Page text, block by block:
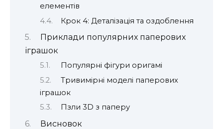
елементів
Крок 4: Деталізація та оздоблення
Приклади популярних паперових
іграшок
Популярні фігури оригамі
Тривимірні моделі паперових
іграшок
Пзли 3D з паперу
Висновок